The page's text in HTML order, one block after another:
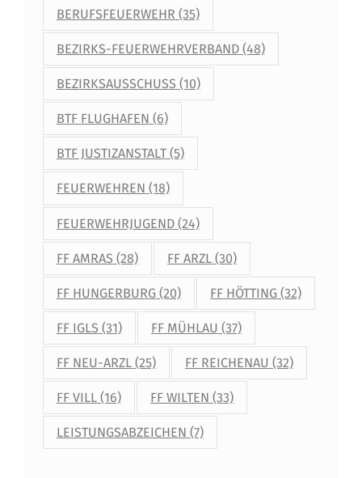
BERUFSFEUERWEHR (35)
BEZIRKS-FEUERWEHRVERBAND(48)
BEZIRKSAUSSCHUSS (10)
BTF FLUGHAFEN (6)
BTF JUSTIZANSTALT(5)
FEUERWEHREN (18)
FEUERWEHRJUGEND(24)
FF AMRAS (28) FF ARZL (30)
FF HUNGERBURG(20) FF HÖTTING (32)
FF IGLS (31) FF MÜHLAU (37)
FF NEU-ARZL(25) FF REICHENAU (32)
FF VILL(16) FF WILTEN (33)
LEISTUNGSABZEICHEN (7)